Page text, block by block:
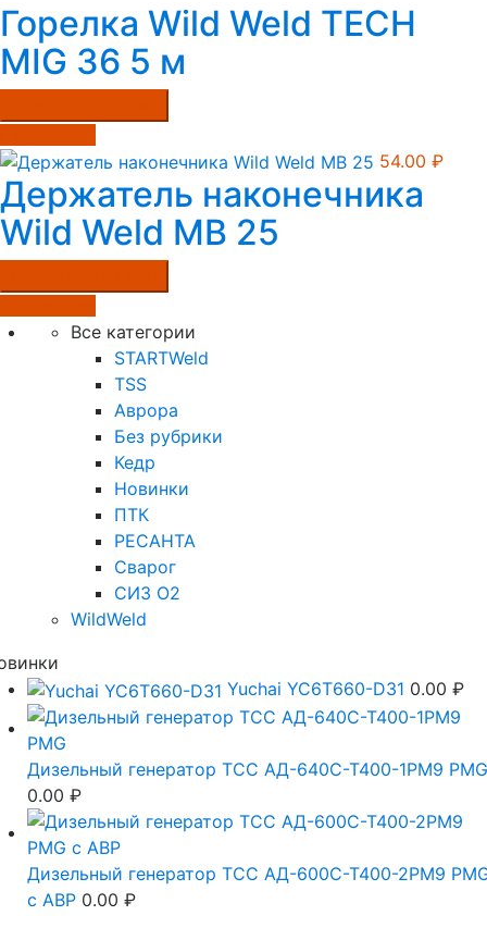
Горелка Wild Weld TECH
MIG 36 5 м
54.00 ₽
Держатель наконечника
Wild Weld MB 25
Все категории
STARTWeld
TSS
Аврора
Без рубрики
Кедр
Новинки
ПТК
РЕСАНТА
Сварог
СИЗ О2
WildWeld
Yuchai YC6T660-D31 0.00 ₽
Дизельный генератор ТСС АД-640С-Т400-1РМ9 PMG
0.00 ₽
Дизельный генератор ТСС АД-600С-Т400-2РМ9
c АВР 0.00 ₽